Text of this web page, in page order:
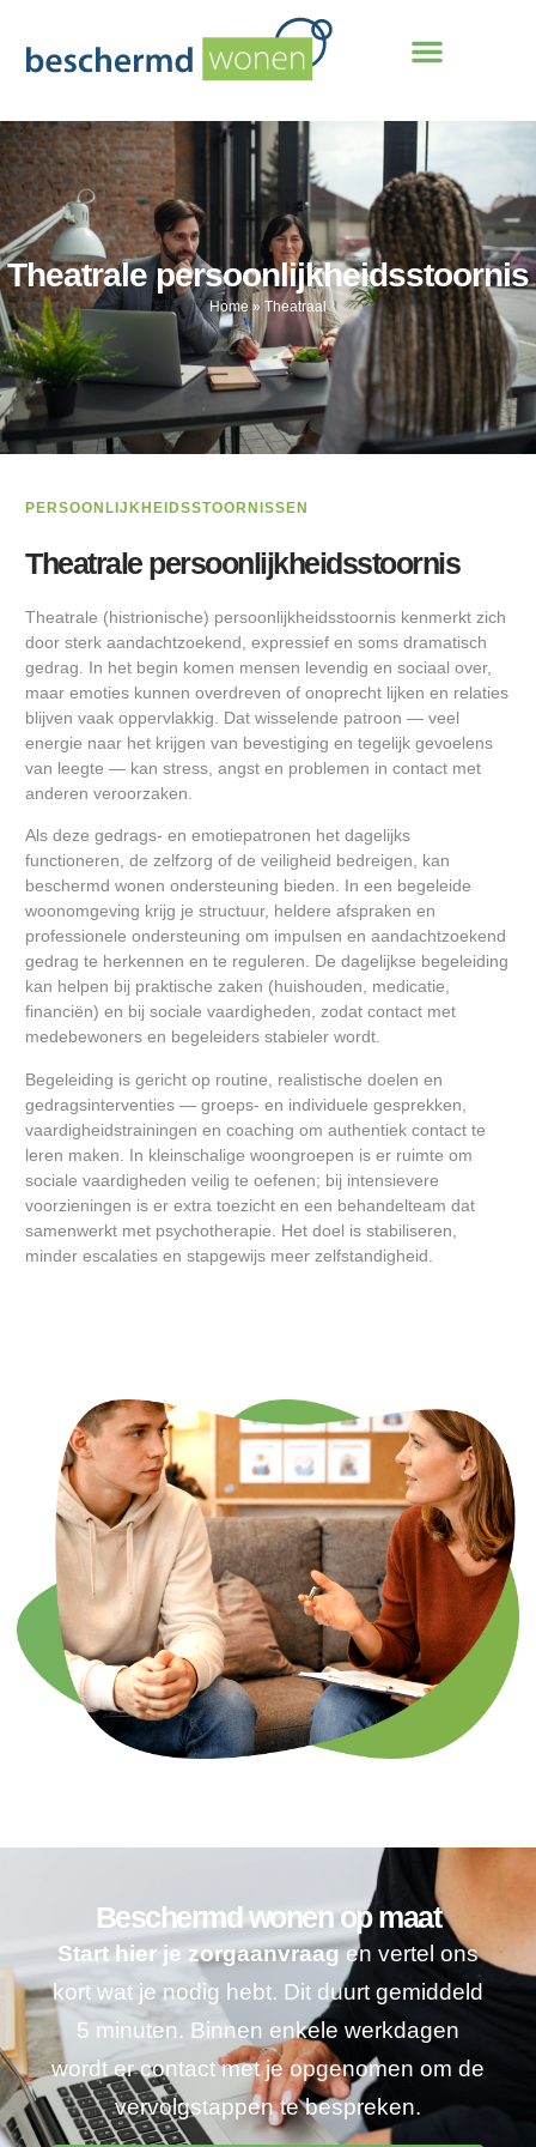
Theatrale persoonlijkheidsstoornis
Home » Theatraal
PERSOONLIJKHEIDSSTOORNISSEN
Theatrale persoonlijkheidsstoornis
Theatrale (histrionische) persoonlijkheidsstoornis kenmerkt zich
door sterk aandachtzoekend, expressief en soms dramatisch
gedrag. In het begin komen mensen levendig en sociaal over,
maar emoties kunnen overdreven of onoprecht lijken en relaties
blijven vaak oppervlakkig. Dat wisselende patroon — veel
energie naar het krijgen van bevestiging en tegelijk gevoelens
van leegte — kan stress, angst en problemen in contact met
anderen veroorzaken.
Als deze gedrags- en emotiepatronen het dagelijks
functioneren, de zelfzorg of de veiligheid bedreigen, kan
beschermd wonen ondersteuning bieden. In een begeleide
woonomgeving krijg je structuur, heldere afspraken en
professionele ondersteuning om impulsen en aandachtzoekend
gedrag te herkennen en te reguleren. De dagelijkse begeleiding
kan helpen bij praktische zaken (huishouden, medicatie,
financiën) en bij sociale vaardigheden, zodat contact met
medebewoners en begeleiders stabieler wordt.
Begeleiding is gericht op routine, realistische doelen en
gedragsinterventies — groeps- en individuele gesprekken,
vaardigheidstrainingen en coaching om authentiek contact te
leren maken. In kleinschalige woongroepen is er ruimte om
sociale vaardigheden veilig te oefenen; bij intensievere
voorzieningen is er extra toezicht en een behandelteam dat
samenwerkt met psychotherapie. Het doel is stabiliseren,
minder escalaties en stapgewijs meer zelfstandigheid.
Beschermd wonen op maat
Start hier je zorgaanvraagen vertel ons
kort wat je nodig hebt. Dit duurt gemiddeld
5 minuten. Binnen enkele werkdagen
wordt er contact met je opgenomen om de
vervolgstappen te bespreken.